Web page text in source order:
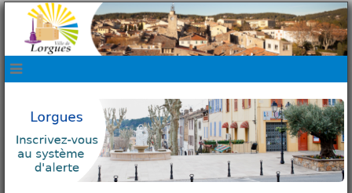
navbar mobile